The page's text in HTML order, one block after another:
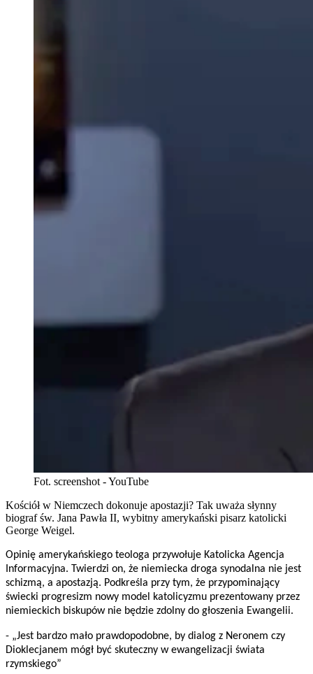
Fot. screenshot - YouTube
Kościół w Niemczech dokonuje apostazji? Tak uważa słynny
biograf św. Jana Pawła II, wybitny amerykański pisarz katolicki
George Weigel.
Opinię amerykańskiego teologa przywołuje Katolicka Agencja
Informacyjna. Twierdzi on, że niemiecka droga synodalna nie jest
schizmą, a apostazją. Podkreśla przy tym, że przypominający
świecki progresizm nowy model katolicyzmu prezentowany przez
niemieckich biskupów nie będzie zdolny do głoszenia Ewangelii.
- „Jest bardzo mało prawdopodobne, by dialog z Neronem czy
Dioklecjanem mógł być skuteczny w ewangelizacji świata
rzymskiego”